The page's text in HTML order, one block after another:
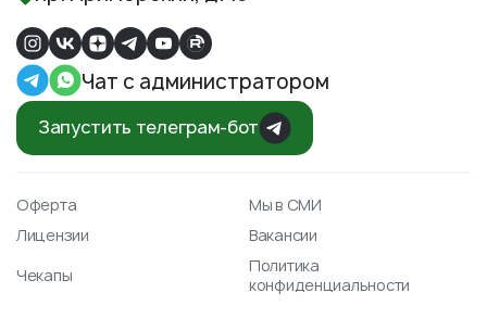
Чат с администратором
Запустить телеграм-бот
Оферта
Мы в СМИ
Лицензии
Вакансии
Чекапы
Политика
конфиденциальности